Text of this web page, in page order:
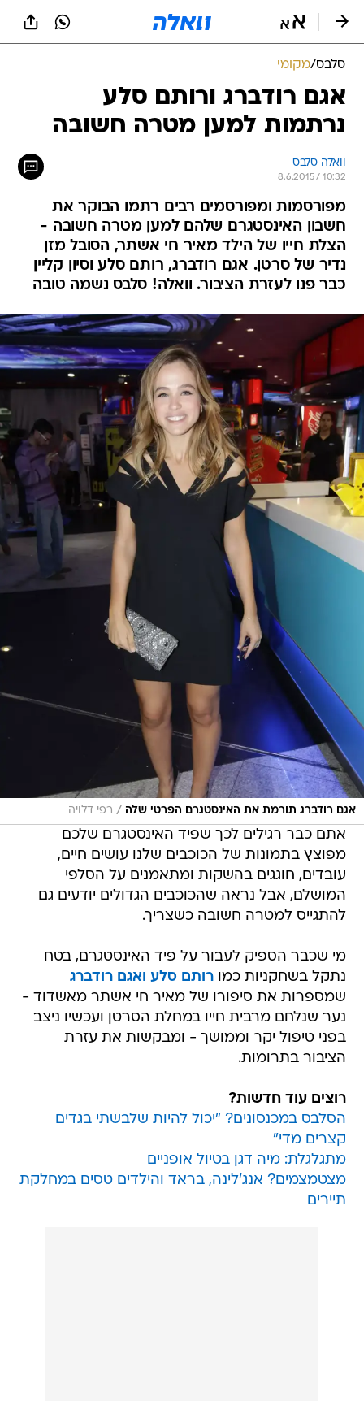
סלבס/מקומי
אגם רודברג ורותם סלע
נרתמות למען מטרה חשובה
וואלה סלבס
8.6.2015 / 10:32
מפורסמות ומפורסמים רבים רתמו הבוקר את
חשבון האינסטגרם שלהם למען מטרה חשובה -
הצלת חייו של הילד מאיר חי אשתר, הסובל מזן
נדיר של סרטן. אגם רודברג, רותם סלע וסיון קליין
כבר פנו לעזרת הציבור. וואלה! סלבס נשמה טובה
אגם רודברג תורמת את האינסטגרם הפרטי שלה / רפי דלויה
אתם כבר רגילים לכך שפיד האינסטגרם שלכם
מפוצץ בתמונות של הכוכבים שלנו עושים חיים,
עובדים, חוגגים בהשקות ומתאמנים על הסלפי
המושלם, אבל נראה שהכוכבים הגדולים יודעים גם
להתגייס למטרה חשובה כשצריך.
מי שכבר הספיק לעבור על פיד האינסטגרם, בטח
נתקל בשחקניות כמורותם סלע ואגם רודברג
שמספרות את סיפורו של מאיר חי אשתר מאשדוד -
נער שנלחם מרבית חייו במחלת הסרטן ועכשיו ניצב
בפני טיפול יקר וממושך - ומבקשות את עזרת
הציבור בתרומות.
רוצים עוד חדשות?
הסלבס במכנסונים? "יכול להיות שלבשתי בגדים
קצרים מדי"
מתגלגלת: מיה דגן בטיול אופניים
מצטמצמים? אנג'לינה, בראד והילדים טסים במחלקת
תיירים